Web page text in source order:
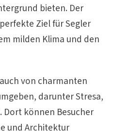
bieten. Der
Ziel für Segler
milden Klima und den
von charmanten
darunter Stresa,
Dort können Besucher
und Architektur